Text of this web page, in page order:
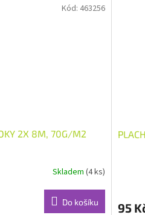
2X 8M, 70G/M2
Skladem (4 ks)
Do košíku
Kód: 463256
95